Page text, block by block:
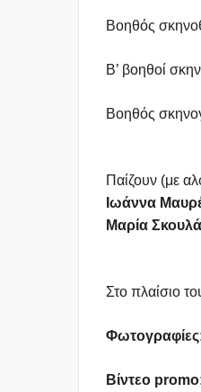
Βοηθός
Β’ βοηθοί
Βοηθός
Παίζουν (με
Ιωάννα
Μαρία
Στο πλαίσιο
Βίντεο promo